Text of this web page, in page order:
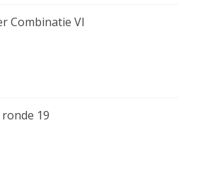
Combinatie VI
19